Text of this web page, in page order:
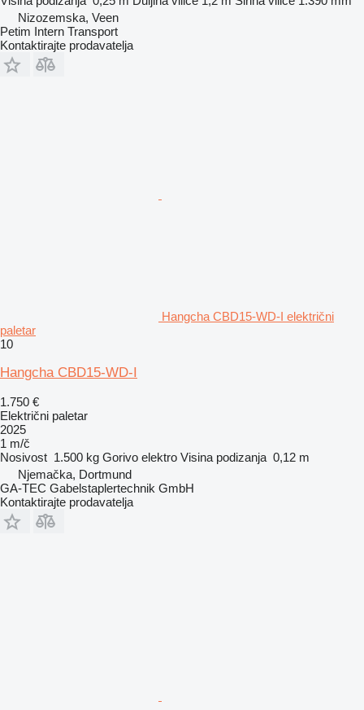
Nizozemska, Veen
Petim Intern Transport
Kontaktirajte prodavatelja
Hangcha CBD15-WD-I električni
paletar
10
Hangcha CBD15-WD-I
1.750 €
Električni paletar
2025
1 m/č
Nosivost 1.500 kg Gorivo elektro Visina podizanja 0,12 m
Njemačka, Dortmund
GA-TEC Gabelstaplertechnik GmbH
Kontaktirajte prodavatelja